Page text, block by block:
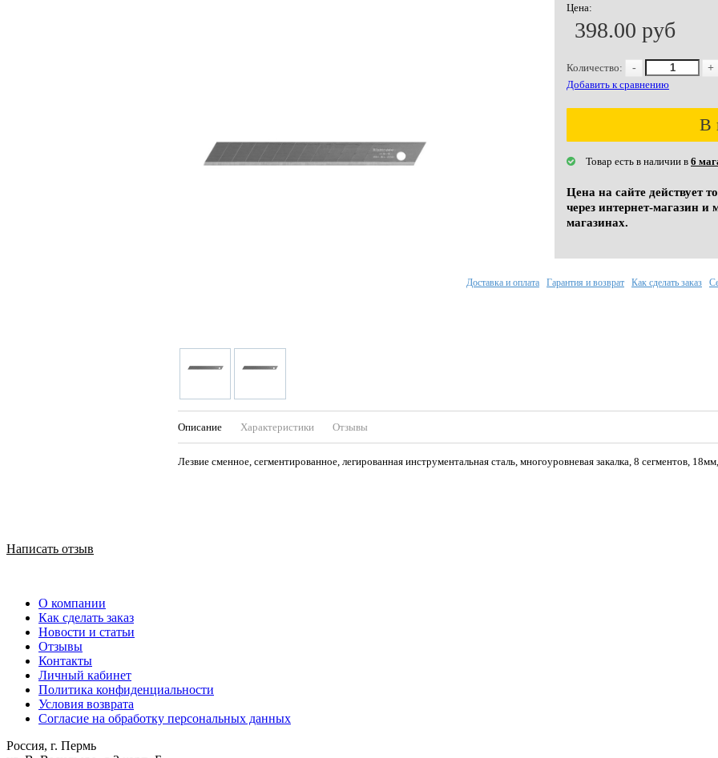
Цена:
398.00 руб
Количество: -
+
Добавить к сравнению
В
Товар есть в наличии в 6
Цена на сайте действует
через интернет-магазин и
магазинах.
Описание Характеристики Отзывы
Лезвие сменное, сегментированное, легированная инструментальная сталь, многоуровневая закалка, 8 сегментов,
Доставка и оплата Гарантия и возврат Как сделать заказ
Написать отзыв
О компании
Как сделать заказ
Новости и статьи
Отзывы
Контакты
Личный кабинет
Политика конфиденциальности
Условия возврата
Согласие на обработку персональных данных
Россия, г. Пермь